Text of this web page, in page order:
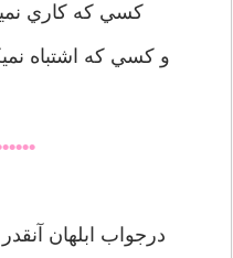
کسي که کاري
و کسي که اشتباه
درجواب ابلهان